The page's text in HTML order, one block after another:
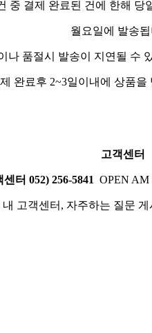
중 결제 완료된 건에 한해
월요일에 발송
나 품절시 발송이 지연될 수
완료후 2~3일이내에 상품을
고객센터
센터 052) 256-5841 OPEN AM
고객센터, 자주하는 질문